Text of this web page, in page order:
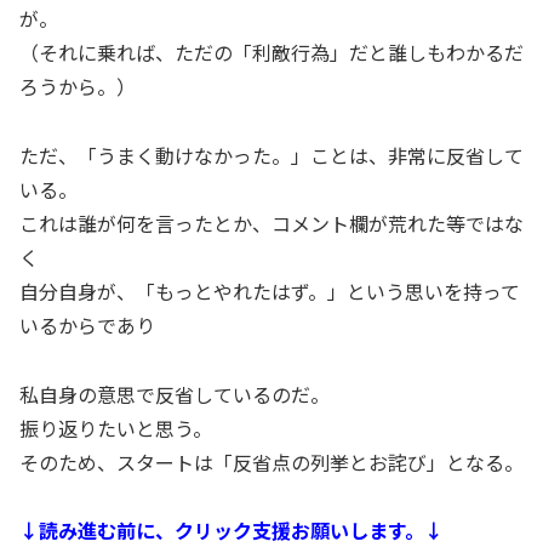
が。
（それに乗れば、ただの「利敵行為」だと誰しもわかるだ
ろうから。）
ただ、「うまく動けなかった。」ことは、非常に反省して
いる。
これは誰が何を言ったとか、コメント欄が荒れた等ではな
く
自分自身が、「もっとやれたはず。」という思いを持って
いるからであり
私自身の意思で反省しているのだ。
振り返りたいと思う。
そのため、スタートは「反省点の列挙とお詫び」となる。
↓読み進む前に、クリック支援お願いします。↓